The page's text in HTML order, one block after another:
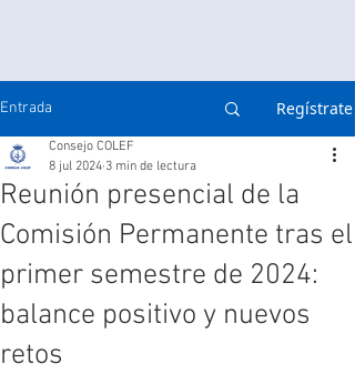
Entrada Regístrate
Reunión presencial de la
Comisión Permanente tras el
primer semestre de 2024:
balance positivo y nuevos
retos
Consejo COLEF
8 jul 2024 3 min de lectura